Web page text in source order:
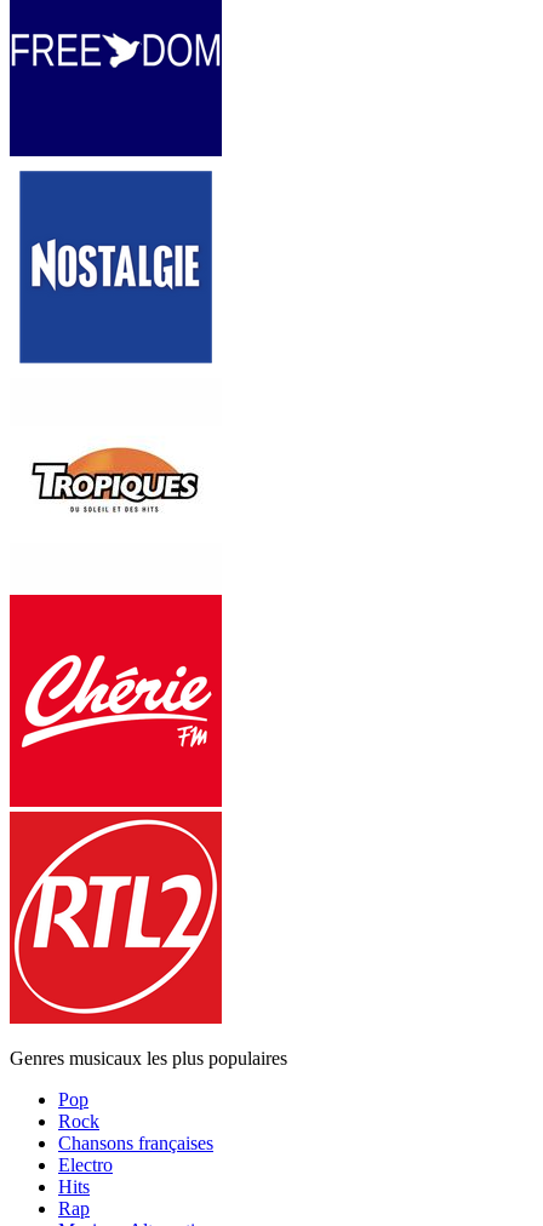
Genres musicaux les plus populaires
Pop
Rock
Chansons françaises
Electro
Hits
Rap